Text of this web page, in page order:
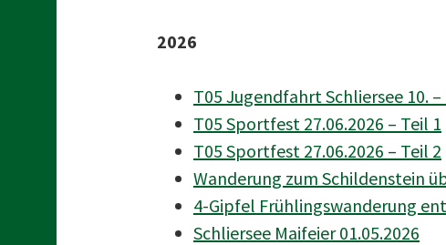
2026
T05 Jugendfahrt Schliersee 10. –
T05 Sportfest 27.06.2026 – Teil 1
T05 Sportfest 27.06.2026 – Teil 2
Wanderung zum Schildenstein
4-Gipfel Frühlingswanderung
Schliersee Maifeier 01.05.2026